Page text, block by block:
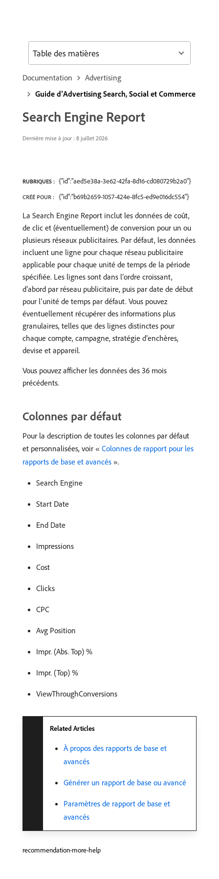
Documentation
Advertising
Guide d’Advertising Search, Social et Commerce
Search Engine Report
Dernière mise à jour : 8 juillet 2026
RUBRIQUES : {"id":"aed5e38a-3e62-42fa-8d16-cd080729b2a0"}
CRÉÉ POUR : {"id":"b69b2659-1057-424e-8fc5-ed9e016dc554"}
La Search Engine Report inclut les données de coût,
de clic et (éventuellement) de conversion pour un ou
plusieurs réseaux publicitaires. Par défaut, les données
incluent une ligne pour chaque réseau publicitaire
applicable pour chaque unité de temps de la période
spécifiée. Les lignes sont dans l’ordre croissant,
d’abord par réseau publicitaire, puis par date de début
pour l’unité de temps par défaut. Vous pouvez
éventuellement récupérer des informations plus
granulaires, telles que des lignes distinctes pour
chaque compte, campagne, stratégie d’enchères,
devise et appareil.
Vous pouvez afficher les données des 36 mois
précédents.
Colonnes par défaut
Pour la description de toutes les colonnes par défaut
et personnalisées, voir « Colonnes de rapport pour les
rapports de base et avancés ».
Search Engine
Start Date
End Date
Impressions
Cost
Clicks
CPC
Avg Position
Impr. (Abs. Top) %
Impr. (Top) %
ViewThroughConversions
Related Articles
À propos des rapports de base et
avancés
Générer un rapport de base ou avancé
Paramètres de rapport de base et
avancés
recommendation-more-help
Table des matières